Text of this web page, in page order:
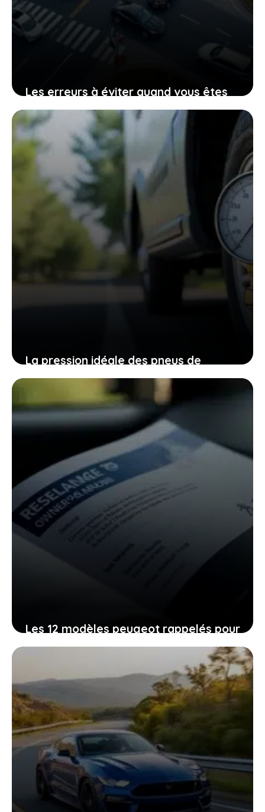
Les erreurs à éviter quand vous êtes
impliqué dans un accident avec
plusieurs voitures
21 janvier 2026
La pression idéale des pneus de
remorque : comment la trouver pour
un trajet serein
19 janvier 2026
Les 12 modèles peugeot rappelés pour
un problème de voyants d’alerte :
comment cela peut vous affecter au
quotidien
19 janvier 2026